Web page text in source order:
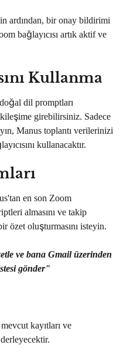
ardından, bir onay bildirimi
bağlayıcısı artık aktif ve
Kullanma
dil promptları
girebilirsiniz. Sadece
Manus toplantı verilerinizi
kullanacaktır.
en son Zoom
almasını ve takip
özet oluşturmasını isteyin.
ve bana Gmail üzerinden
gönder"
kayıtları ve